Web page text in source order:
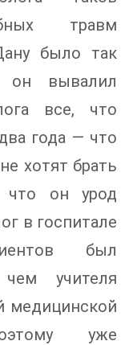
травм
было так
вывалил
все, что
года — что
хотят брать
что он урод
в госпитале
был
чем учителя
медицинской
уже